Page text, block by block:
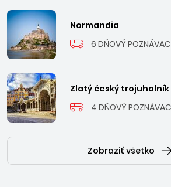
Normandia
6 DŇOVÝ
Zlatý český trojuholník
4 DŇOVÝ
Zobraziť všetko